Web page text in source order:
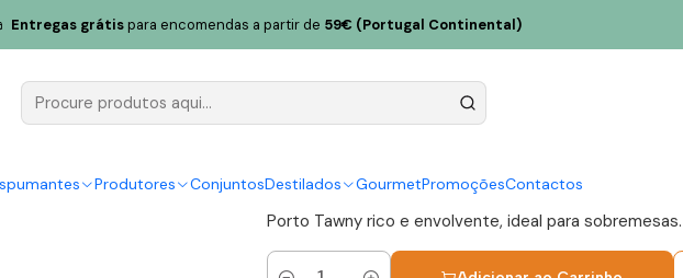
Produtores ConjuntosDestilados GourmetPromoçõesContactos
Entregas grátispara encomendas a partir de 59€ (Portugal Continental)
Anos 75cl
Conceito Porto
|
Porto Tawny rico e envolvente, ideal para sobremesas.